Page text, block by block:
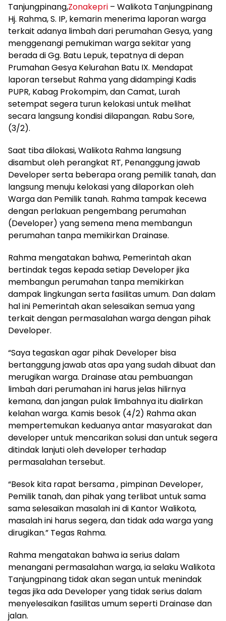
Tanjungpinang,Zonakepri – Walikota Tanjungpinang
Hj. Rahma, S. IP, kemarin menerima laporan warga
terkait adanya limbah dari perumahan Gesya, yang
menggenangi pemukiman warga sekitar yang
berada di Gg. Batu Lepuk, tepatnya di depan
Prumahan Gesya Kelurahan Batu IX. Mendapat
laporan tersebut Rahma yang didampingi Kadis
PUPR, Kabag Prokompim, dan Camat, Lurah
setempat segera turun kelokasi untuk melihat
secara langsung kondisi dilapangan. Rabu Sore,
(3/2).
Saat tiba dilokasi, Walikota Rahma langsung
disambut oleh perangkat RT, Penanggung jawab
Developer serta beberapa orang pemilik tanah, dan
langsung menuju kelokasi yang dilaporkan oleh
Warga dan Pemilik tanah. Rahma tampak kecewa
dengan perlakuan pengembang perumahan
(Developer) yang semena mena membangun
perumahan tanpa memikirkan Drainase.
Rahma mengatakan bahwa, Pemerintah akan
bertindak tegas kepada setiap Developer jika
membangun perumahan tanpa memikirkan
dampak lingkungan serta fasilitas umum. Dan dalam
hal ini Pemerintah akan selesaikan semua yang
terkait dengan permasalahan warga dengan pihak
Developer.
“Saya tegaskan agar pihak Developer bisa
bertanggung jawab atas apa yang sudah dibuat dan
merugikan warga. Drainase atau pembuangan
limbah dari perumahan ini harus jelas hilirnya
kemana, dan jangan pulak limbahnya itu dialirkan
kelahan warga. Kamis besok (4/2) Rahma akan
mempertemukan keduanya antar masyarakat dan
developer untuk mencarikan solusi dan untuk segera
ditindak lanjuti oleh developer terhadap
permasalahan tersebut.
“Besok kita rapat bersama , pimpinan Developer,
Pemilik tanah, dan pihak yang terlibat untuk sama
sama selesaikan masalah ini di Kantor Walikota,
masalah ini harus segera, dan tidak ada warga yang
dirugikan.” Tegas Rahma.
Rahma mengatakan bahwa ia serius dalam
menangani permasalahan warga, ia selaku Walikota
Tanjungpinang tidak akan segan untuk menindak
tegas jika ada Developer yang tidak serius dalam
menyelesaikan fasilitas umum seperti Drainase dan
jalan.